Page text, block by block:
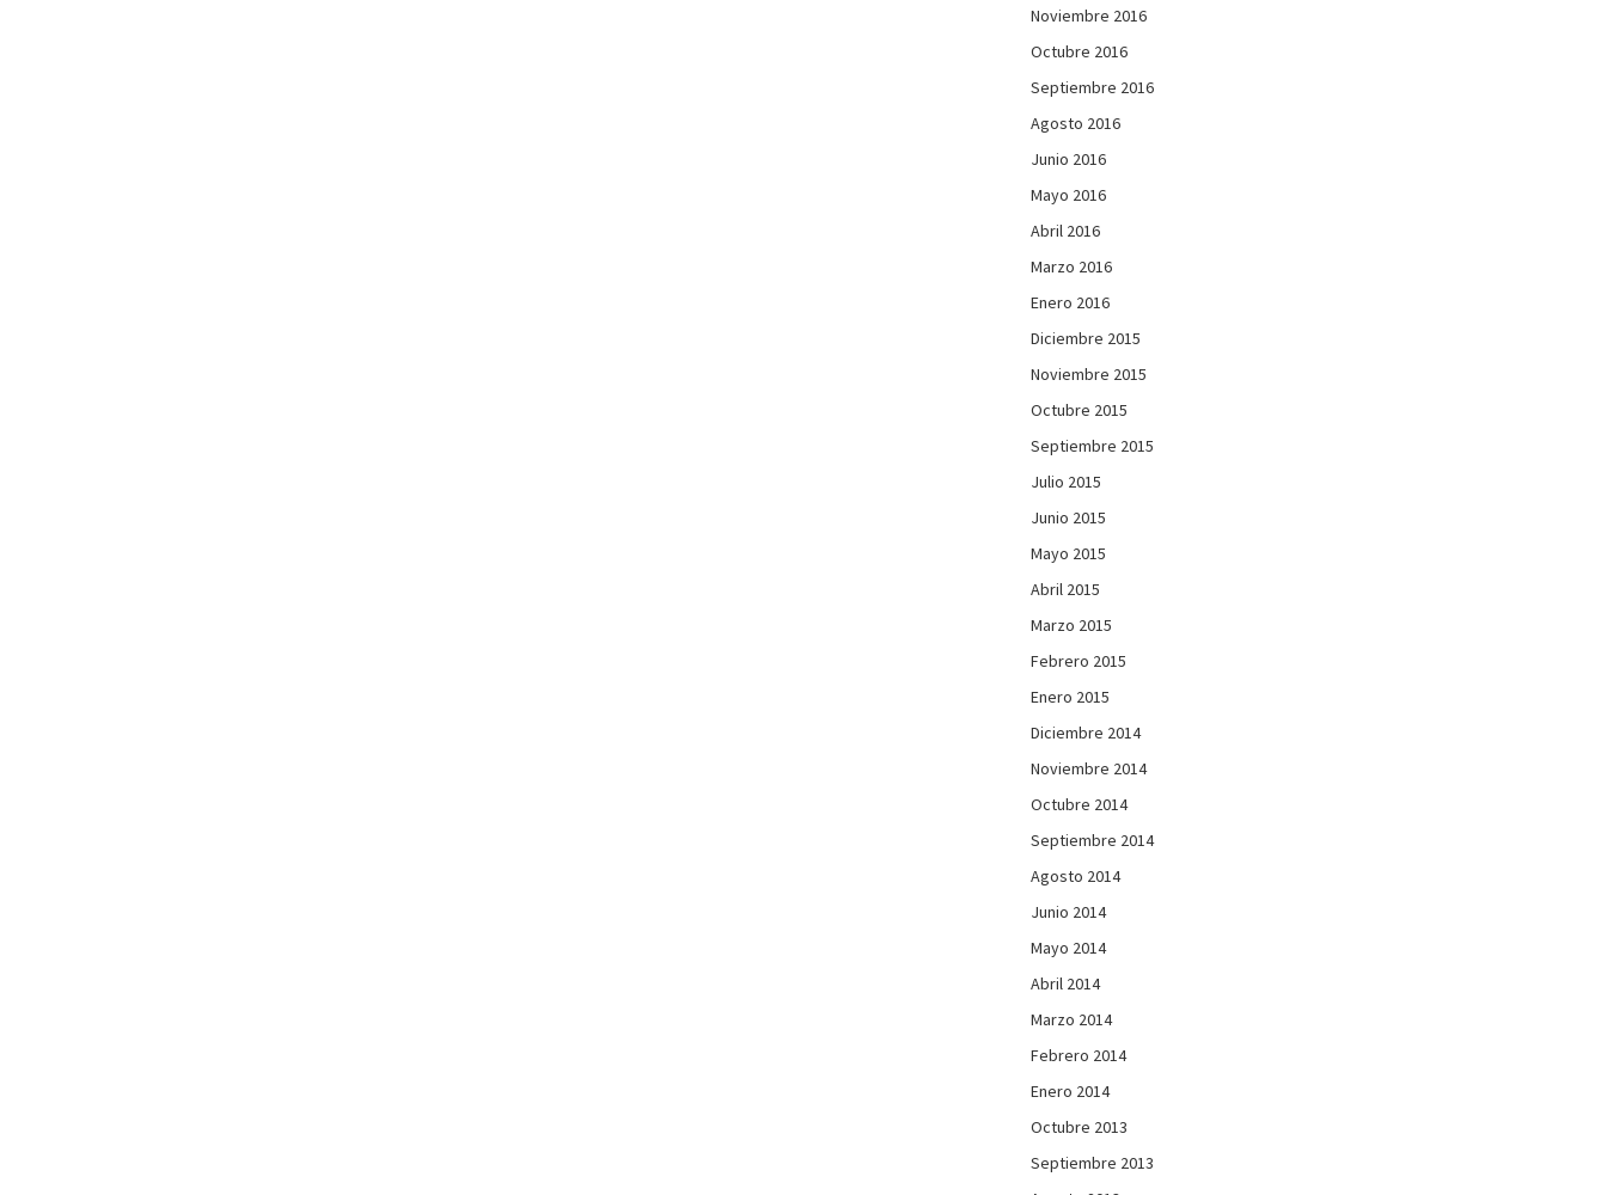
Noviembre 2016
Octubre 2016
Septiembre 2016
Agosto 2016
Junio 2016
Mayo 2016
Abril 2016
Marzo 2016
Enero 2016
Diciembre 2015
Noviembre 2015
Octubre 2015
Septiembre 2015
Julio 2015
Junio 2015
Mayo 2015
Abril 2015
Marzo 2015
Febrero 2015
Enero 2015
Diciembre 2014
Noviembre 2014
Octubre 2014
Septiembre 2014
Agosto 2014
Junio 2014
Mayo 2014
Abril 2014
Marzo 2014
Febrero 2014
Enero 2014
Octubre 2013
Septiembre 2013